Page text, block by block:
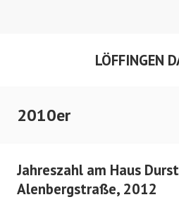
LÖFFINGEN
2010er
Jahreszahl am Haus
Alenbergstraße, 2012